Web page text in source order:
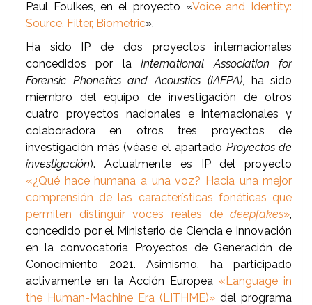
Paul Foulkes, en el proyecto «Voice and Identity:
Source, Filter, Biometric».
Ha sido IP de dos proyectos internacionales
concedidos por laInternational Association for
Forensic Phonetics and Acoustics (IAFPA), ha sido
miembro del equipo de investigación de otros
cuatro proyectos nacionales e internacionales y
colaboradora en otros tres proyectos de
investigación más (véase el apartado Proyectos de
investigación). Actualmente es IP del proyecto
«¿Qué hace humana a una voz? Hacia una mejor
comprensión de las características fonéticas que
permiten distinguir voces reales dedeepfakes»
concedido por el Ministerio de Ciencia e Innovación
en la convocatoria Proyectos de Generación de
Conocimiento 2021. Asimismo, ha participado
activamente en la Acción Europea «Language in
the Human-Machine Era (LITHME)» del programa